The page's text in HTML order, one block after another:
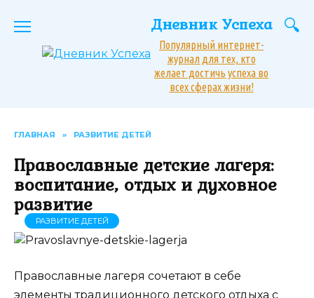
Дневник Успеха
Популярный интернет-
журнал для тех, кто
желает достичь успеха во
всех сферах жизни!
ГЛАВНАЯ » РАЗВИТИЕ ДЕТЕЙ
Православные детские лагеря:
воспитание, отдых и духовное
развитие
РАЗВИТИЕ ДЕТЕЙ
Православные лагеря сочетают в себе
элементы традиционного детского отдыха с